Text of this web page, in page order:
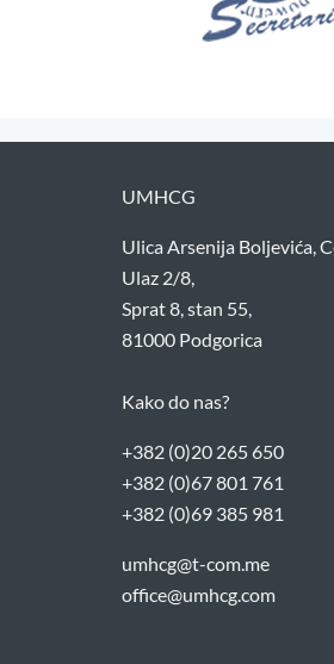
UMHCG
Ulica Arsenija Boljevića,
Ulaz 2/8,
Sprat 8, stan 55,
81000 Podgorica
Kako do nas?
+382 (0)20 265 650
+382 (0)67 801 761
+382 (0)69 385 981
umhcg@t-com.me
office@umhcg.com